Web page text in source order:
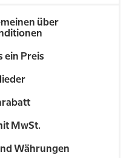
über
ein Preis
MwSt.
Währungen